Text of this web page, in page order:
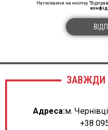
Натискаючи на кнопку
ЗАВЖДИ
Адреса:м.
+38